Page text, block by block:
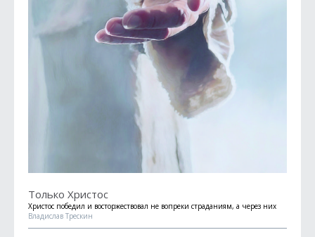
Только Христос
Христос победил и восторжествовал не вопреки страданиям, а через них
Владислав Трескин